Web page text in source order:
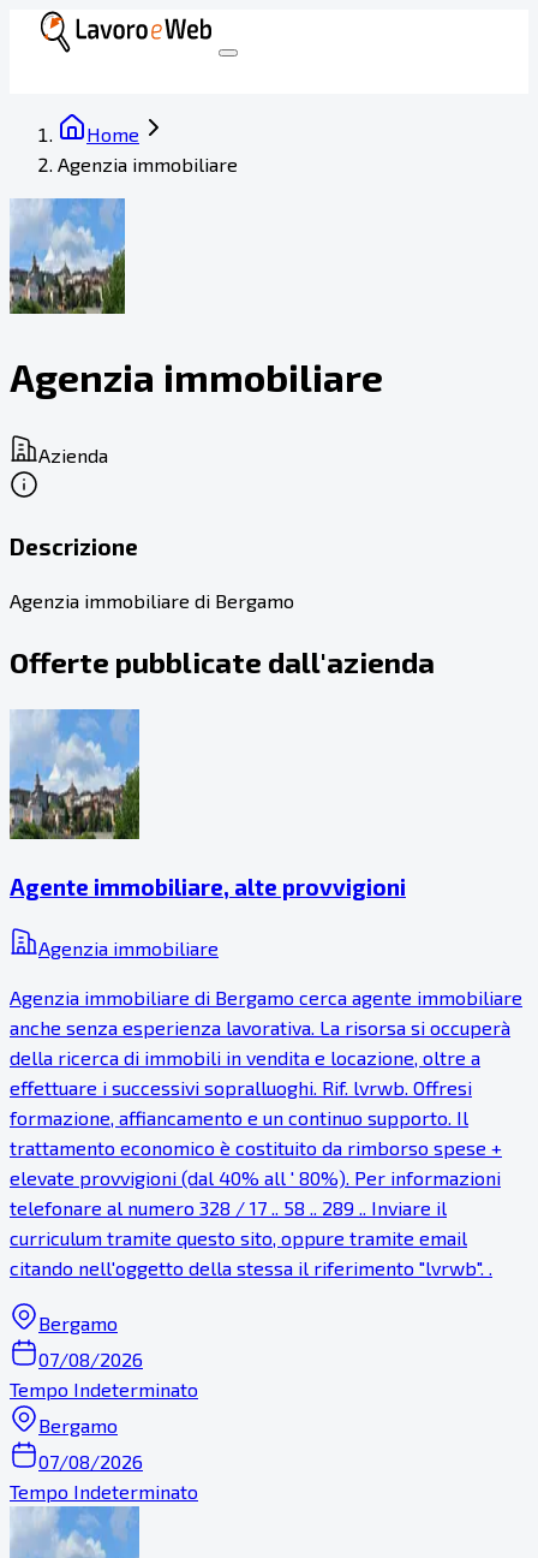
Home
Agenzia immobiliare
Agenzia immobiliare
Azienda
Descrizione
Agenzia immobiliare di Bergamo
Offerte pubblicate dall'azienda
Agente immobiliare, alte provvigioni
Agenzia immobiliare
Agenzia immobiliare di Bergamo cerca agente immobiliare
anche senza esperienza lavorativa. La risorsa si occuperà
della ricerca di immobili in vendita e locazione, oltre a
effettuare i successivi sopralluoghi. Rif. lvrwb. Offresi
formazione, affiancamento e un continuo supporto. Il
trattamento economico è costituito da rimborso spese +
elevate provvigioni (dal 40% all ' 80%). Per informazioni
telefonare al numero 328 / 17 .. 58 .. 289 .. Inviare il
curriculum tramite questo sito, oppure tramite email
citando nell'oggetto della stessa il riferimento "lvrwb". .
Bergamo
07/08/2026
Tempo Indeterminato
Bergamo
07/08/2026
Tempo Indeterminato